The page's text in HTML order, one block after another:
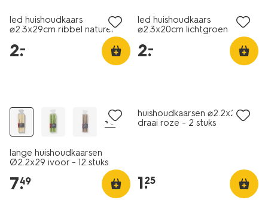
led huishoudkaars
⌀2.3x29cm ribbel naturel
2.
–
led huishoudkaars
⌀2.3x20cm lichtgroen
2.
–
+6
lange huishoudkaarsen
Ø2.2x29 ivoor - 12 stuks
7.
49
huishoudkaarsen ⌀2.2x20cm
draai roze - 2 stuks
1.
25